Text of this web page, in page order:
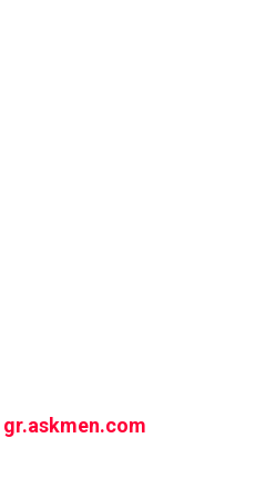
gr.askmen.com